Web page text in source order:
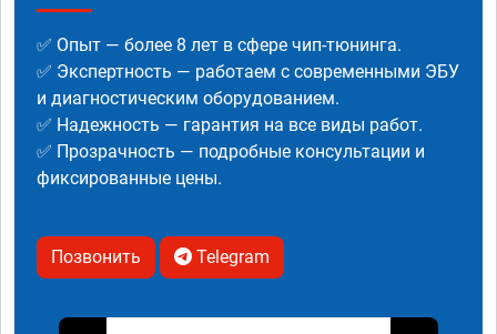
✅ Опыт — более 8 лет в сфере чип-тюнинга.
✅ Экспертность — работаем с современными ЭБУ
и диагностическим оборудованием.
✅ Надежность — гарантия на все виды работ.
✅ Прозрачность — подробные консультации и
фиксированные цены.
Позвонить Telegram